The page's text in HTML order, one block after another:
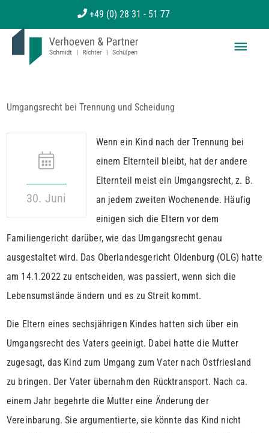
Inhalt
+49 (0) 28 31 - 51 77
Umgangsrecht bei Trennung und Scheidung
30. Juni
Wenn ein Kind nach der Trennung bei
einem Elternteil bleibt, hat der andere
Elternteil meist ein Umgangsrecht, z. B.
an jedem zweiten Wochenende. Häufig
einigen sich die Eltern vor dem
Familiengericht darüber, wie das Umgangsrecht genau
ausgestaltet wird. Das Oberlandesgericht Oldenburg (OLG) hatte
am 14.1.2022 zu entscheiden, was passiert, wenn sich die
Lebensumstände ändern und es zu Streit kommt.
Die Eltern eines sechsjährigen Kindes hatten sich über ein
Umgangsrecht des Vaters geeinigt. Dabei hatte die Mutter
zugesagt, das Kind zum Umgang zum Vater nach Ostfriesland
zu bringen. Der Vater übernahm den Rücktransport. Nach ca.
einem Jahr begehrte die Mutter eine Änderung der
Vereinbarung. Sie argumentierte, sie könnte das Kind nicht